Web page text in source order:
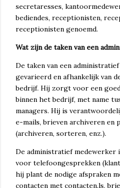
secretaresses,
bediendes, receptionisten,
receptionisten genoemd.
Wat zijn de taken van een
De taken van een
gevarieerd en afhankelijk van
bedrijf. Hij zorgt voor een
binnen het bedrijf, met name
managers. Hij is
e-mails, brieven archiveren en
(archiveren, sorteren, enz.).
De administratief
voor telefoongesprekken
hij plant de nodige afspraken
contacten met contacten.ls,